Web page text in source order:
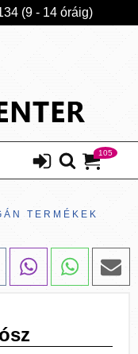
(9 - 14 óráig)
105
TERMÉKEK